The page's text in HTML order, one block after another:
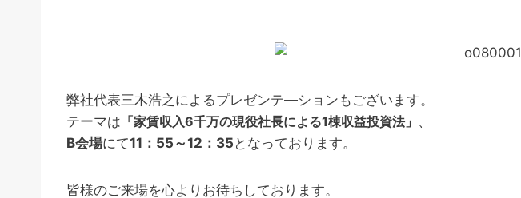
弊社代表三木浩之によるプレゼンテ―ションもございます。
テーマは 「家賃収入6千万の現役社長による1棟収益投資法」 、
B会場にて11：55～12：35 となっております。
皆様のご来場を心よりお待ちしております。